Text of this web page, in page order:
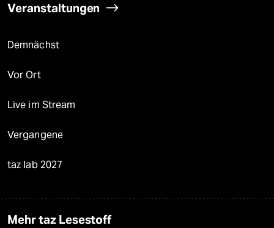
Veranstaltungen
Demnächst
Vor Ort
Live im Stream
Vergangene
taz lab 2027
Mehr taz Lesestoff